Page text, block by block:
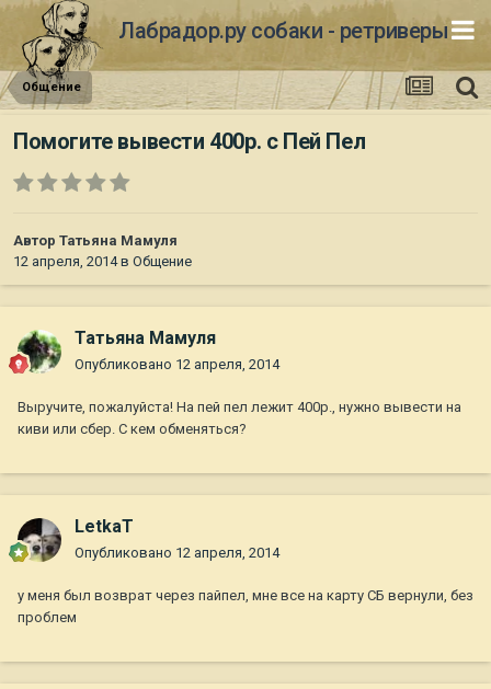
Лабрадор.ру собаки - ретриверы
Общение
Помогите вывести 400р. с Пей Пел
Автор Татьяна Мамуля
12 апреля, 2014в Общение
Татьяна Мамуля
Опубликовано 12 апреля, 2014
Выручите, пожалуйста! На пей пел лежит 400р., нужно вывести на
киви или сбер. С кем обменяться?
LetkaT
Опубликовано 12 апреля, 2014
у меня был возврат через пайпел, мне все на карту СБ вернули, без
проблем